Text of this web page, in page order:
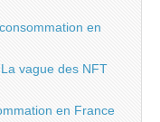
en
vague des NFT
en France